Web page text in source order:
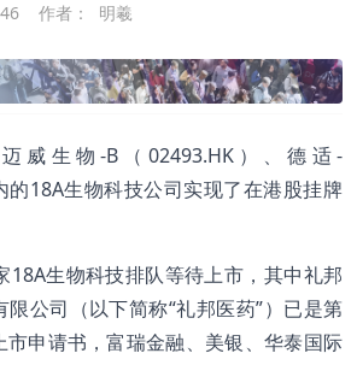
作者： 明羲
威生物-B（02493.HK）、德适-
的18A生物科技公司实现了在港股挂牌
18A生物科技排队等待上市，其中礼邦
公司（以下简称“礼邦医药”）已是第
申请书，富瑞金融、美银、华泰国际